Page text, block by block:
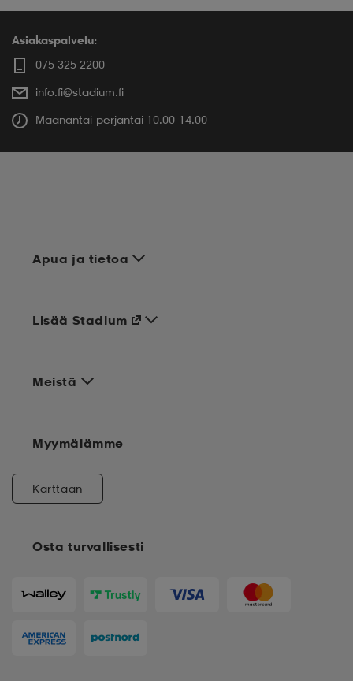
Asiakaspalvelu:
075 325 2200
info.fi@stadium.fi
Maanantai-perjantai 10.00-14.00
Apua ja tietoa
Meistä
Osta turvallisesti
Lisää Stadium
Myymälämme
Karttaan